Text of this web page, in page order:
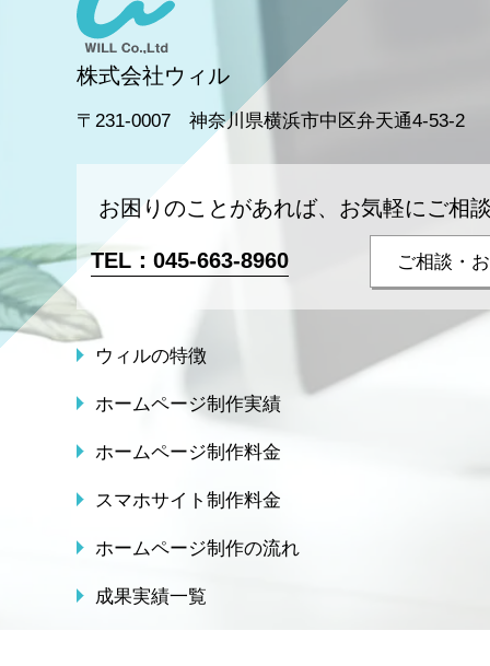
株式会社ウィル
〒231-0007 神奈川県横浜市中区弁天通4-53-2
お困りのことがあれば、お気軽にご相
TEL： 045-663-8960 ご相談・
ウィルの特徴
ホームページ制作実績
ホームページ制作料金
スマホサイト制作料金
ホームページ制作の流れ
成果実績一覧